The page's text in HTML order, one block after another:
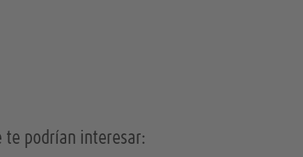
te podrían interesar: